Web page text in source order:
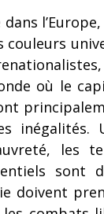
où le
inégalités.
les
sont
doivent